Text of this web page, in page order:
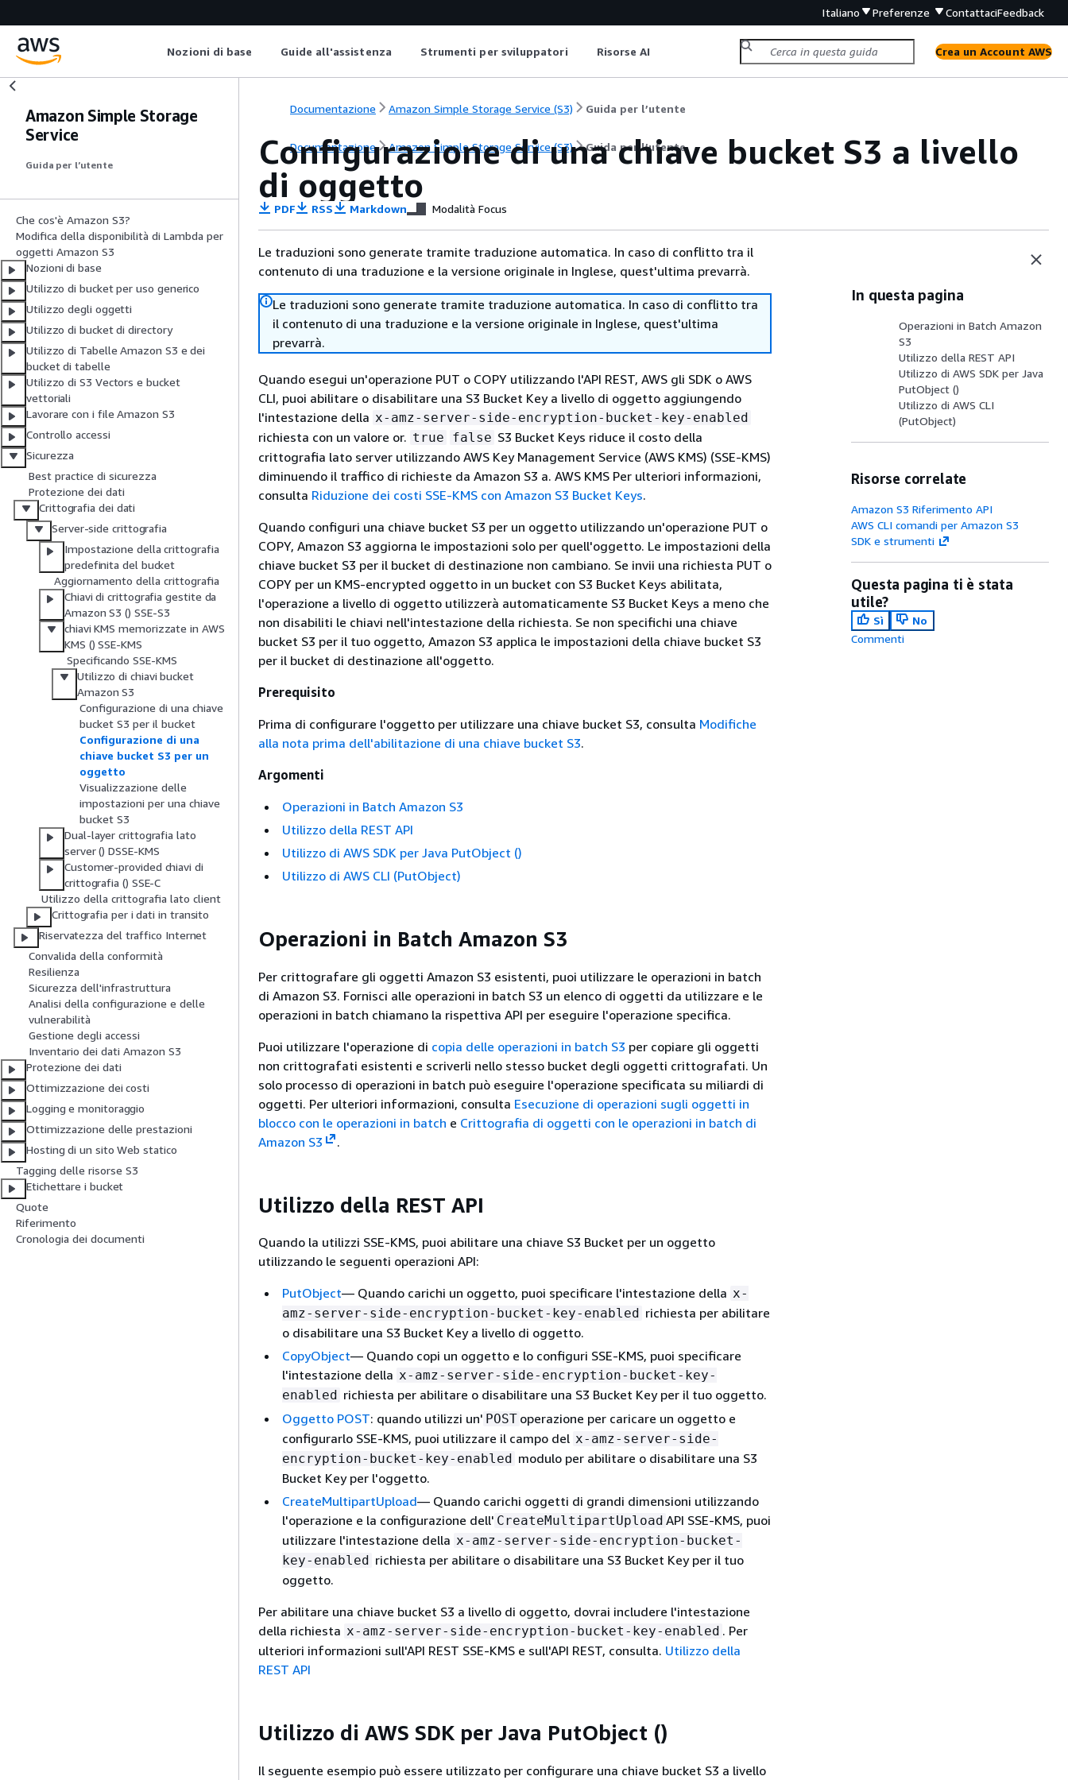
Italiano Preferenze ContattaciFeedback
Nozioni di base Guide all'assistenza Strumenti per sviluppatori Risorse AI Crea un Account AWS
Amazon Simple Storage
Service
Guida per l’utente
Che cos'è Amazon S3?
Modifica della disponibilità di Lambda per
oggetti Amazon S3
Nozioni di base
Utilizzo di bucket per uso generico
Utilizzo degli oggetti
Utilizzo di bucket di directory
Utilizzo di Tabelle Amazon S3 e dei
bucket di tabelle
Utilizzo di S3 Vectors e bucket
vettoriali
Lavorare con i file Amazon S3
Controllo accessi
Sicurezza
Best practice di sicurezza
Protezione dei dati
Crittografia dei dati
Server-side crittografia
Impostazione della crittografia
predefinita del bucket
Aggiornamento della crittografia
Chiavi di crittografia gestite da
Amazon S3 () SSE-S3
chiavi KMS memorizzate in AWS
KMS () SSE-KMS
Specificando SSE-KMS
Utilizzo di chiavi bucket
Amazon S3
Configurazione di una chiave
bucket S3 per il bucket
Configurazione di una
chiave bucket S3 per un
oggetto
Visualizzazione delle
impostazioni per una chiave
bucket S3
Dual-layer crittografia lato
server () DSSE-KMS
Customer-provided chiavi di
crittografia () SSE-C
Utilizzo della crittografia lato client
Crittografia per i dati in transito
Riservatezza del traffico Internet
Convalida della conformità
Resilienza
Sicurezza dell'infrastruttura
Analisi della configurazione e delle
vulnerabilità
Gestione degli accessi
Inventario dei dati Amazon S3
Protezione dei dati
Ottimizzazione dei costi
Logging e monitoraggio
Ottimizzazione delle prestazioni
Hosting di un sito Web statico
Tagging delle risorse S3
Etichettare i bucket
Quote
Riferimento
Cronologia dei documenti
Documentazione Amazon Simple Storage Service (S3) Guida per l’utente
Documentazione Amazon Simple Storage Service (S3) Guida per l’utente
Configurazione di una chiave bucket S3 a livello
di oggetto
PDF RSS Markdown Modalità Focus
Le traduzioni sono generate tramite traduzione automatica. In caso di conflitto tra il
contenuto di una traduzione e la versione originale in Inglese, quest'ultima prevarrà.
Le traduzioni sono generate tramite traduzione automatica. In caso di conflitto tra
il contenuto di una traduzione e la versione originale in Inglese, quest'ultima
prevarrà.
Quando esegui un'operazione PUT o COPY utilizzando l'API REST, AWS gli SDK o AWS
CLI, puoi abilitare o disabilitare una S3 Bucket Key a livello di oggetto aggiungendo
l'intestazione della x-amz-server-side-encryption-bucket-key-enabled
richiesta con un valore or. true false S3 Bucket Keys riduce il costo della
crittografia lato server utilizzando AWS Key Management Service (AWS KMS) (SSE-KMS)
diminuendo il traffico di richieste da Amazon S3 a. AWS KMS Per ulteriori informazioni,
consulta Riduzione dei costi SSE-KMS con Amazon S3 Bucket Keys.
Quando configuri una chiave bucket S3 per un oggetto utilizzando un'operazione PUT o
COPY, Amazon S3 aggiorna le impostazioni solo per quell'oggetto. Le impostazioni della
chiave bucket S3 per il bucket di destinazione non cambiano. Se invii una richiesta PUT o
COPY per un KMS-encrypted oggetto in un bucket con S3 Bucket Keys abilitata,
l'operazione a livello di oggetto utilizzerà automaticamente S3 Bucket Keys a meno che
non disabiliti le chiavi nell'intestazione della richiesta. Se non specifichi una chiave
bucket S3 per il tuo oggetto, Amazon S3 applica le impostazioni della chiave bucket S3
per il bucket di destinazione all'oggetto.
Prerequisito
Prima di configurare l'oggetto per utilizzare una chiave bucket S3, consulta Modifiche
alla nota prima dell'abilitazione di una chiave bucket S3.
Argomenti
Operazioni in Batch Amazon S3
Utilizzo della REST API
Utilizzo di AWS SDK per Java PutObject ()
Utilizzo di AWS CLI (PutObject)
Operazioni in Batch Amazon S3
Per crittografare gli oggetti Amazon S3 esistenti, puoi utilizzare le operazioni in batch
di Amazon S3. Fornisci alle operazioni in batch S3 un elenco di oggetti da utilizzare e le
operazioni in batch chiamano la rispettiva API per eseguire l'operazione specifica.
Puoi utilizzare l'operazione di copia delle operazioni in batch S3 per copiare gli oggetti
non crittografati esistenti e scriverli nello stesso bucket degli oggetti crittografati. Un
solo processo di operazioni in batch può eseguire l'operazione specificata su miliardi di
oggetti. Per ulteriori informazioni, consulta Esecuzione di operazioni sugli oggetti in
blocco con le operazioni in batch e Crittografia di oggetti con le operazioni in batch di
Amazon S3
.
Utilizzo della REST API
Quando la utilizzi SSE-KMS, puoi abilitare una chiave S3 Bucket per un oggetto
utilizzando le seguenti operazioni API:
PutObject— Quando carichi un oggetto, puoi specificare l'intestazione della x-
amz-server-side-encryption-bucket-key-enabled richiesta per abilitare
o disabilitare una S3 Bucket Key a livello di oggetto.
CopyObject— Quando copi un oggetto e lo configuri SSE-KMS, puoi specificare
l'intestazione della x-amz-server-side-encryption-bucket-key-
enabled richiesta per abilitare o disabilitare una S3 Bucket Key per il tuo oggetto.
Oggetto POST: quando utilizzi un' POST operazione per caricare un oggetto e
configurarlo SSE-KMS, puoi utilizzare il campo del x-amz-server-side-
encryption-bucket-key-enabled modulo per abilitare o disabilitare una S3
Bucket Key per l'oggetto.
CreateMultipartUpload— Quando carichi oggetti di grandi dimensioni utilizzando
l'operazione e la configurazione dell' CreateMultipartUpload API SSE-KMS, puoi
utilizzare l'intestazione della x-amz-server-side-encryption-bucket-
key-enabled richiesta per abilitare o disabilitare una S3 Bucket Key per il tuo
oggetto.
Per abilitare una chiave bucket S3 a livello di oggetto, dovrai includere l'intestazione
della richiesta x-amz-server-side-encryption-bucket-key-enabled . Per
ulteriori informazioni sull'API REST SSE-KMS e sull'API REST, consulta. Utilizzo della
REST API
Utilizzo di AWS SDK per Java PutObject ()
Il seguente esempio può essere utilizzato per configurare una chiave bucket S3 a livello
In questa pagina
Operazioni in Batch Amazon
S3
Utilizzo della REST API
Utilizzo di AWS SDK per Java
PutObject ()
Utilizzo di AWS CLI
(PutObject)
Risorse correlate
Amazon S3 Riferimento API
AWS CLI comandi per Amazon S3
SDK e strumenti
Questa pagina ti è stata
utile?
Sì
No
Commenti